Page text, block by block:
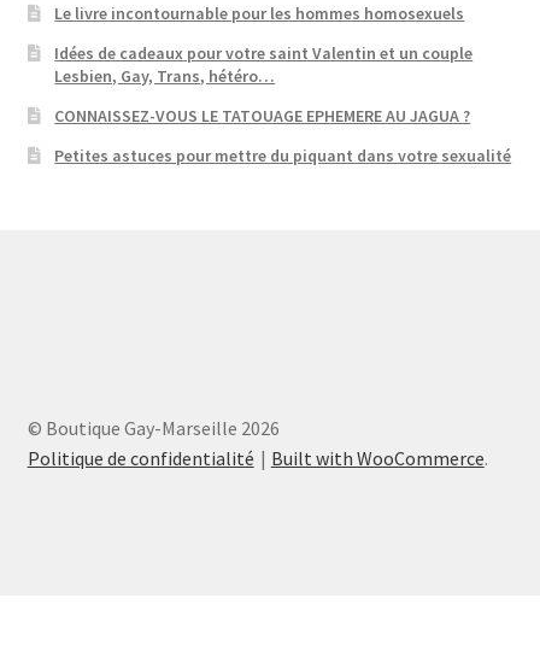
Le livre incontournable pour les hommes homosexuels
Idées de cadeaux pour votre saint Valentin et un couple
Lesbien, Gay, Trans, hétéro…
CONNAISSEZ-VOUS LE TATOUAGE EPHEMERE AU JAGUA ?
Petites astuces pour mettre du piquant dans votre sexualité
© Boutique Gay-Marseille 2026
Politique de confidentialité
Built with WooCommerce.